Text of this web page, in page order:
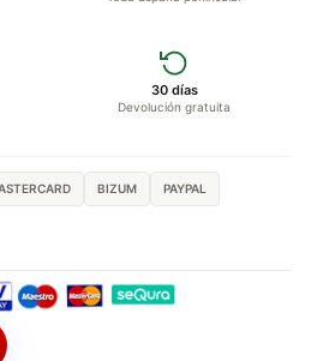
30 días
Devolución gratuita
BIZUM PAYPAL